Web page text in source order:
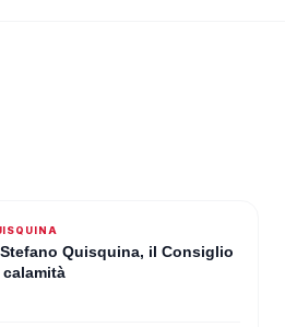
Ruvolo: “Non il
è già qualcosa”
Quisquina, il Consiglio